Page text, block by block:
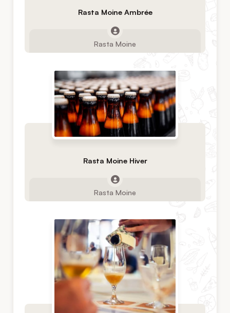
Rasta Moine Ambrée
Rasta Moine
Rasta Moine Hiver
Rasta Moine